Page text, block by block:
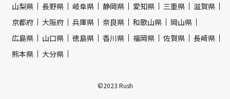
山梨県
長野県 岐阜県 静岡県 愛知県 三重県
滋賀県
京都府
大阪府 兵庫県 奈良県 和歌山県
岡山県
広島県
山口県 徳島県 香川県 福岡県 佐賀県
長崎県
熊本県
大分県
©2023 Rush